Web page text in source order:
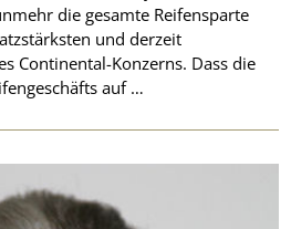
die gesamte Reifensparte
und derzeit
Continental-Konzerns. Dass die
auf …